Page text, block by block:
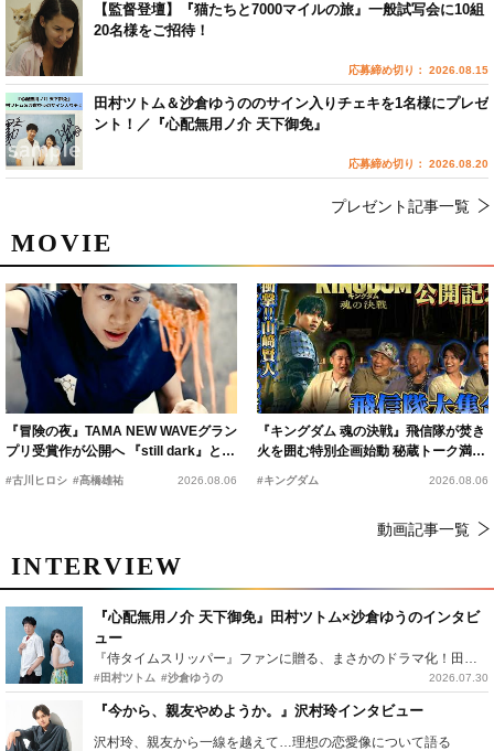
MOVIE
『冒険の夜』TAMA NEW WAVEグラン
プリ受賞作が公開へ 『still dark』と同
時上映決定
#古川ヒロシ #髙橋雄祐 2026.08.06
『キングダム 魂の決戦』飛信隊が焚き
火を囲む特別企画始動 秘蔵トーク満載
の“キングダムキャンプ”開催
#キングダム 2026.08.06
動画記事一覧
INTERVIEW
『心配無用ノ介 天下御免』田村ツトム×沙倉ゆうのインタビ
ュー
『侍タイムスリッパー』ファンに贈る、まさかのドラマ化！田村ツトム×沙倉ゆうのが語る『心配無用ノ介』撮影秘話
#田村ツトム #沙倉ゆうの 2026.07.30
『今から、親友やめようか。』沢村玲インタビュー
沢村玲、親友から一線を越えて…理想の恋愛像について語る
【監督登壇】『猫たちと7000マイルの旅』一般試写会に10組
20名様をご招待！
応募締め切り： 2026.08.15
田村ツトム＆沙倉ゆうののサイン入りチェキを1名様にプレゼ
ント！／『心配無用ノ介 天下御免』
応募締め切り： 2026.08.20
プレゼント記事一覧